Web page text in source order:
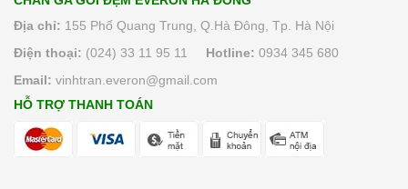
Địa chỉ: 155 Phố Quang Trung, Q.Hà Đông, Tp. Hà Nội
Điện thoại: (024) 33 11 95 11 Hotline: 0934 345 680
Email: vinhtran.everon@gmail.com
HỖ TRỢ THANH TOÁN